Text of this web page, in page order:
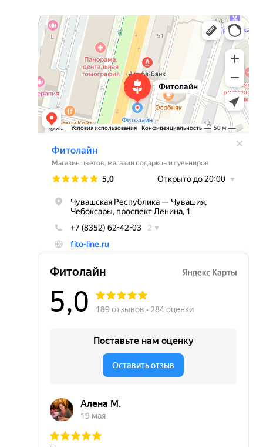
Фитолайн
Магазин цветов в Чебоксарах
Магазин подарков и сувениров в Чебоксарах